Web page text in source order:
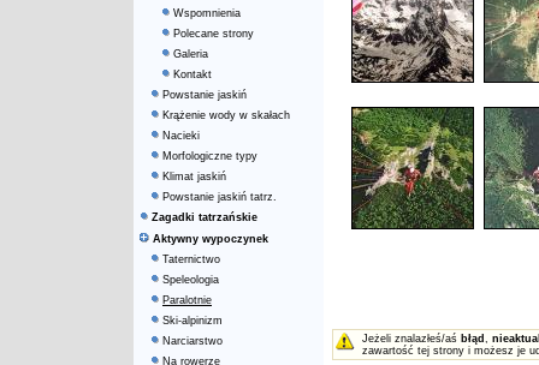
Wspomnienia
Polecane strony
Galeria
Kontakt
Powstanie jaskiń
Krążenie wody w skałach
Nacieki
Morfologiczne typy
Klimat jaskiń
Powstanie jaskiń tatrz.
Zagadki tatrzańskie
Aktywny wypoczynek
Taternictwo
Speleologia
Paralotnie
Ski-alpinizm
Narciarstwo
Na rowerze
Jeżeli znalazłeś/aś błąd ,
zawartość tej strony i możesz je